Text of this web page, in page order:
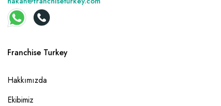
Franchise Turkey
Hakkımızda
Ekibimiz